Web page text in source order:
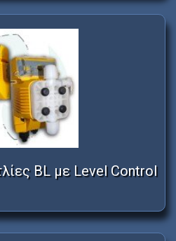
BL με Level Control